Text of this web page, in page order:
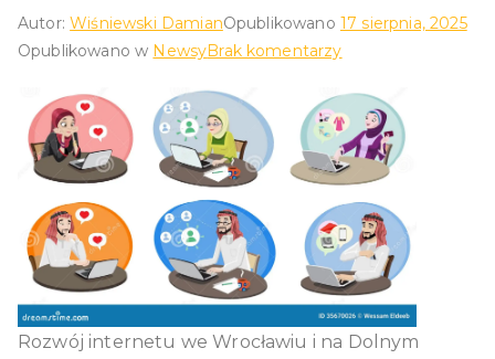
Autor:Wiśniewski DamianOpublikowano 17 sierpnia, 2025
Opublikowano w NewsyBrak komentarzydo
Jelenia
Góra
–
cyfrowa
rewolucja
w
regionie
Rozwój internetu we Wrocławiu i na Dolnym